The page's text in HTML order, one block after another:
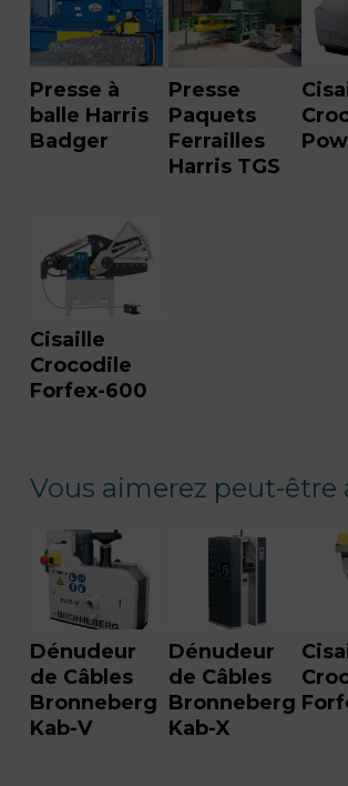
Presse à
balle Harris
Badger
Presse
Paquets
Ferrailles
Harris TGS
Cisaille
Crocodile
Forfex-600
Vous aimerez peut-être
Dénudeur
de Câbles
Bronneberg
Kab-V
Dénudeur
de Câbles
Bronneberg
Kab-X